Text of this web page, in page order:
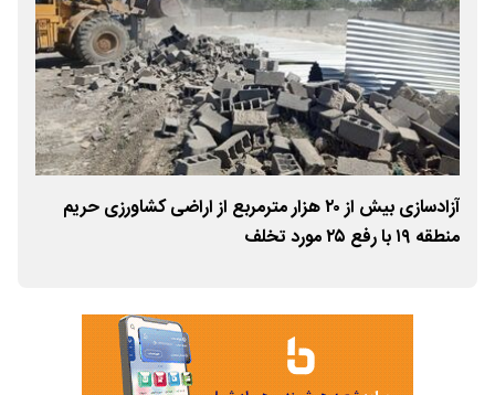
آزادسازی بیش از ۲۰ هزار مترمربع از اراضی کشاورزی حریم
منطقه ۱۹ با رفع ۲۵ مورد تخلف